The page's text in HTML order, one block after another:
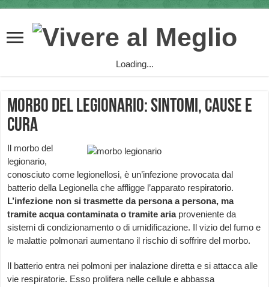
Loading...
Morbo del legionario: sintomi, cause e
cura
Il morbo del
legionario,
conosciuto come legionellosi, è un’infezione provocata dal
batterio della Legionella che affligge l’apparato respiratorio.
L’infezione non si trasmette da persona a persona, ma
tramite acqua contaminata o tramite ariaproveniente da
sistemi di condizionamento o di umidificazione. Il vizio del fumo e
le malattie polmonari aumentano il rischio di soffrire del morbo.
Il batterio entra nei polmoni per inalazione diretta e si attacca alle
vie respiratorie. Esso prolifera nelle cellule e abbassa